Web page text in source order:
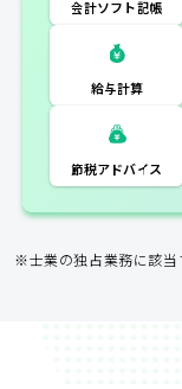
会計ソフト記
帳
税務相談
登記申請
アドバイス
※士業の独占業務に該当